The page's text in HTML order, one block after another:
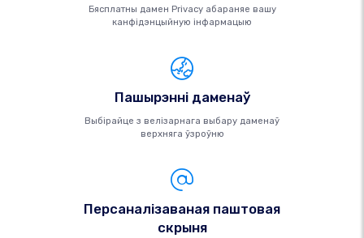
Бясплатны дамен Privacy абараняе вашу
канфідэнцыйную інфармацыю
Пашырэнні даменаў
Выбірайце з велізарнага выбару даменаў
верхняга ўзроўню
Персаналізаваная паштовая
скрыня